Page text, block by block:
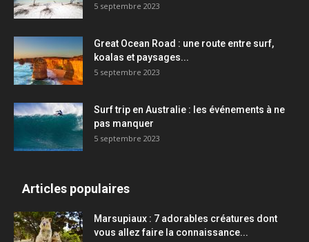
5 septembre 2023
Great Ocean Road : une route entre surf,
koalas et paysages...
5 septembre 2023
Surf trip en Australie : les événements à ne
pas manquer
5 septembre 2023
Articles populaires
Marsupiaux : 7 adorables créatures dont
vous allez faire la connaissance...